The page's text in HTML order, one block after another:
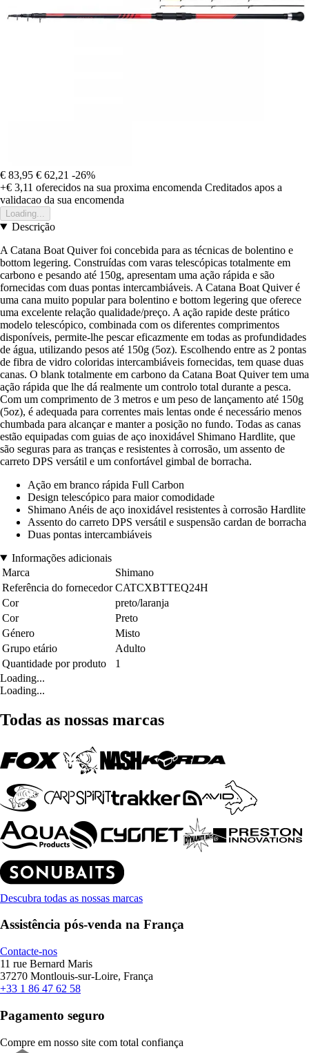
€ 83,95 € 62,21 -26%
+€ 3,11 oferecidos na sua proxima encomenda Creditados apos a
validacao da sua encomenda
Loading...
Descrição
A Catana Boat Quiver foi concebida para as técnicas de bolentino e
bottom legering. Construídas com varas telescópicas totalmente em
carbono e pesando até 150g, apresentam uma ação rápida e são
fornecidas com duas pontas intercambiáveis. A Catana Boat Quiver é
uma cana muito popular para bolentino e bottom legering que oferece
uma excelente relação qualidade/preço. A ação rapide deste prático
modelo telescópico, combinada com os diferentes comprimentos
disponíveis, permite-lhe pescar eficazmente em todas as profundidades
de água, utilizando pesos até 150g (5oz). Escolhendo entre as 2 pontas
de fibra de vidro coloridas intercambiáveis fornecidas, tem quase duas
canas. O blank totalmente em carbono da Catana Boat Quiver tem uma
ação rápida que lhe dá realmente um controlo total durante a pesca.
Com um comprimento de 3 metros e um peso de lançamento até 150g
(5oz), é adequada para correntes mais lentas onde é necessário menos
chumbada para alcançar e manter a posição no fundo. Todas as canas
estão equipadas com guias de aço inoxidável Shimano Hardlite, que
são seguras para as tranças e resistentes à corrosão, um assento de
carreto DPS versátil e um confortável gimbal de borracha.
Ação em branco rápida Full Carbon
Design telescópico para maior comodidade
Shimano Anéis de aço inoxidável resistentes à corrosão Hardlite
Assento do carreto DPS versátil e suspensão cardan de borracha
Duas pontas intercambiáveis
Informações adicionais
Marca
Shimano
Referência do fornecedor CATCXBTTEQ24H
Cor
preto/laranja
Cor
Preto
Género
Misto
Grupo etário
Adulto
Quantidade por produto
1
Loading...
Loading...
Todas as nossas marcas
Descubra todas as nossas marcas
Assistência pós-venda na França
Contacte-nos
11 rue Bernard Maris
37270 Montlouis-sur-Loire, França
+33 1 86 47 62 58
Pagamento seguro
Compre em nosso site com total confiança